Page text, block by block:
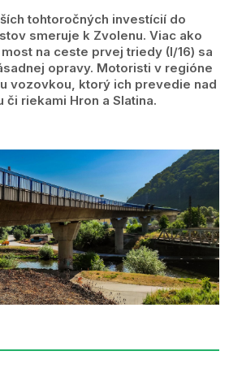
tohtoročných investícií do
smeruje k Zvolenu. Viac ako
na ceste prvej triedy (I/16) sa
opravy. Motoristi v regióne
vozovkou, ktorý ich prevedie nad
či riekami Hron a Slatina.